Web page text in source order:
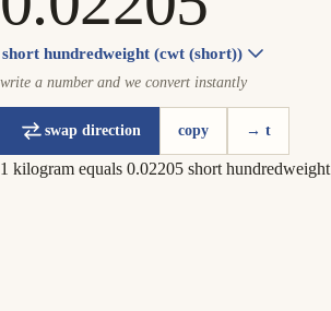
short hundredweight (cwt (short))
write a number and we convert instantly
swap direction copy → t
1 kilogram equals 0.02205 short hundredweight